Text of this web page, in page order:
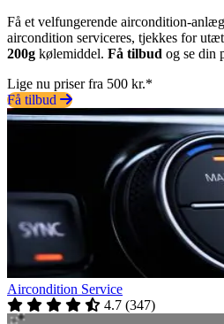
Få et velfungerende aircondition-
aircondition serviceres, tjekkes for
200g kølemiddel. Få tilbud og se din
Lige nu priser fra 500 kr.*
Få tilbud
Aircondition Service
4.7 (347)